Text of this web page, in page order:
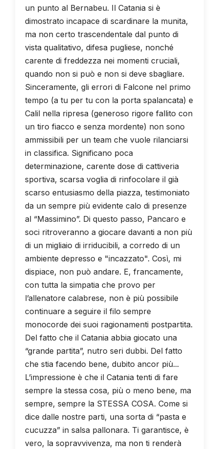
un punto al Bernabeu. Il Catania si è
dimostrato incapace di scardinare la munita,
ma non certo trascendentale dal punto di
vista qualitativo, difesa pugliese, nonché
carente di freddezza nei momenti cruciali,
quando non si può e non si deve sbagliare.
Sinceramente, gli errori di Falcone nel primo
tempo (a tu per tu con la porta spalancata) e
Calil nella ripresa (generoso rigore fallito con
un tiro fiacco e senza mordente) non sono
ammissibili per un team che vuole rilanciarsi
in classifica. Significano poca
determinazione, carente dose di cattiveria
sportiva, scarsa voglia di rinfocolare il già
scarso entusiasmo della piazza, testimoniato
da un sempre più evidente calo di presenze
al “Massimino”. Di questo passo, Pancaro e
soci ritroveranno a giocare davanti a non più
di un migliaio di irriducibili, a corredo di un
ambiente depresso e "incazzato". Così, mi
dispiace, non può andare. E, francamente,
con tutta la simpatia che provo per
l’allenatore calabrese, non è più possibile
continuare a seguire il filo sempre
monocorde dei suoi ragionamenti postpartita.
Del fatto che il Catania abbia giocato una
“grande partita”, nutro seri dubbi. Del fatto
che stia facendo bene, dubito ancor più...
L’impressione è che il Catania tenti di fare
sempre la stessa cosa, più o meno bene, ma
sempre, sempre la STESSA COSA. Come si
dice dalle nostre parti, una sorta di “pasta e
cucuzza” in salsa pallonara. Ti garantisce, è
vero, la sopravvivenza, ma non ti renderà